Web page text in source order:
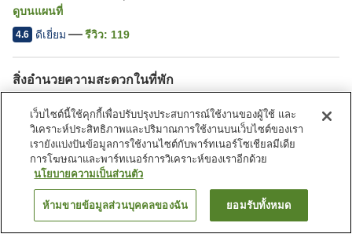
ดูบนแผนที่
4.6 ดีเยี่ยม รีวิว: 119
สิ่งอำนวยความสะดวกในที่พัก
สปา/บิวตี้ซาลอน
ร้านอาหาร
หน้าแรก ญี่ปุ่น ชิกะ
นครโคกะ
Ogawara Onsen Kamoshika Villa
ค้นหาห้องพัก
เว็บไซต์นี้ใช้คุกกี้เพื่อปรับปรุงประสบการณ์ใช้งานของผู้ใช้ และ
วิเคราะห์ประสิทธิภาพและปริมาณการใช้งานบนเว็บไซต์ของเรา
เรายังแบ่งปันข้อมูลการใช้งานไซต์กับพาร์ทเนอร์โซเชียลมีเดีย
การโฆษณาและพาร์ทเนอร์การวิเคราะห์ของเราอีกด้วย
นโยบายความเป็นส่วนตัว
ห้ามขายข้อมูลส่วนบุคคลของฉัน ยอมรับทั้งหมด